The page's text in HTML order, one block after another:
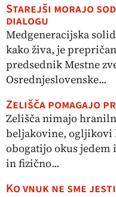
Starejši morajo
dialogu
Medgeneracijska
kako živa, je
predsednik Mestne
Osrednjeslovenske...
Zelišča pomagajo
Zelišča nimajo
beljakovine, ogljikovi
obogatijo okus
in fizično...
Ko vnuk ne sme